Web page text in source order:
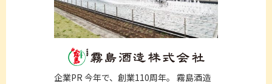
企業PR 今年で、創業110周年。 霧島酒造